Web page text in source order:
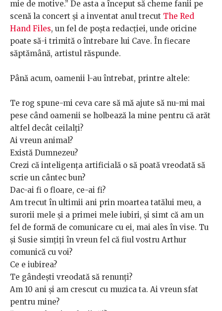
mie de motive.” De asta a început să cheme fanii pe
scenă la concert și a inventat anul trecut The Red
Hand Files, un fel de poșta redacției, unde oricine
poate să-i trimită o întrebare lui Cave. În fiecare
săptămână, artistul răspunde.
Până acum, oamenii l-au întrebat, printre altele:
Te rog spune-mi ceva care să mă ajute să nu-mi mai
pese când oamenii se holbează la mine pentru că arăt
altfel decât ceilalți?
Ai vreun animal?
Există Dumnezeu?
Crezi că inteligența artificială o să poată vreodată să
scrie un cântec bun?
Dac-ai fi o floare, ce-ai fi?
Am trecut în ultimii ani prin moartea tatălui meu, a
surorii mele și a primei mele iubiri, și simt că am un
fel de formă de comunicare cu ei, mai ales în vise. Tu
și Susie simțiți în vreun fel că fiul vostru Arthur
comunică cu voi?
Ce e iubirea?
Te gândești vreodată să renunți?
Am 10 ani și am crescut cu muzica ta. Ai vreun sfat
pentru mine?